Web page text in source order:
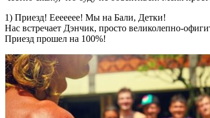
1) Приезд! Еееееее! Мы на Бали, Детки!
Нас встречает Дэнчик, просто великолепно-
Приезд прошел на 100%!